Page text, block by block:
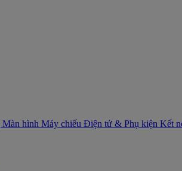
Màn hình Máy chiếu Điện tử & Phụ kiện Kết